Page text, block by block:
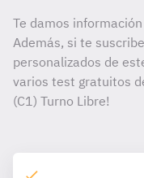
Te damos
Además, si te
personalizados de
varios test gratuitos
(C1) Turno Libre!